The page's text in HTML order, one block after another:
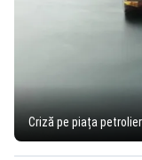
Criză pe piața